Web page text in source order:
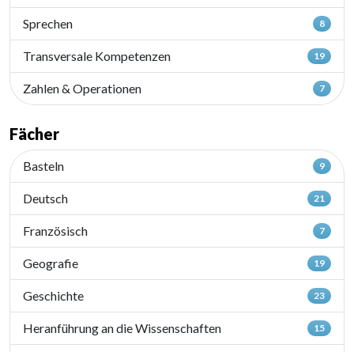
Sprechen 8
Transversale Kompetenzen 19
Zahlen & Operationen 7
Fächer
Basteln 9
Deutsch 21
Französisch 7
Geografie 19
Geschichte 23
Heranführung an die Wissenschaften 15